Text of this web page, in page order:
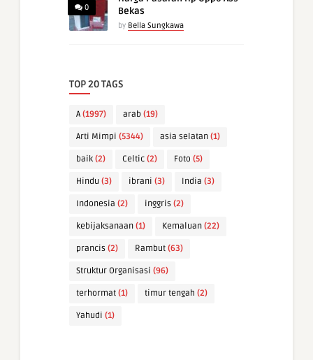
0
Bekas
by Bella Sungkawa
TOP 20 TAGS
A (1997) arab (19)
Arti Mimpi (5344) asia selatan (1)
baik (2) Celtic (2) Foto (5)
Hindu (3) ibrani (3) India (3)
Indonesia (2) inggris (2)
kebijaksanaan (1) Kemaluan (22)
prancis (2) Rambut (63)
Struktur Organisasi (96)
terhormat (1) timur tengah (2)
Yahudi (1)